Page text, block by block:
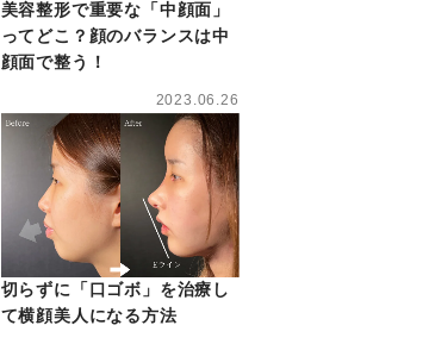
美容整形で重要な「中顔面」
ってどこ？顔のバランスは中
顔面で整う！
2023.06.26
切らずに「口ゴボ」を治療し
て横顔美人になる方法